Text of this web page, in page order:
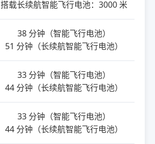
搭载长续航智能飞行电池：3000 米
38 分钟（智能飞行电池）
51 分钟（长续航智能飞行电池）
33 分钟（智能飞行电池）
44 分钟（长续航智能飞行电池）
33 分钟（智能飞行电池）
44 分钟（长续航智能飞行电池）